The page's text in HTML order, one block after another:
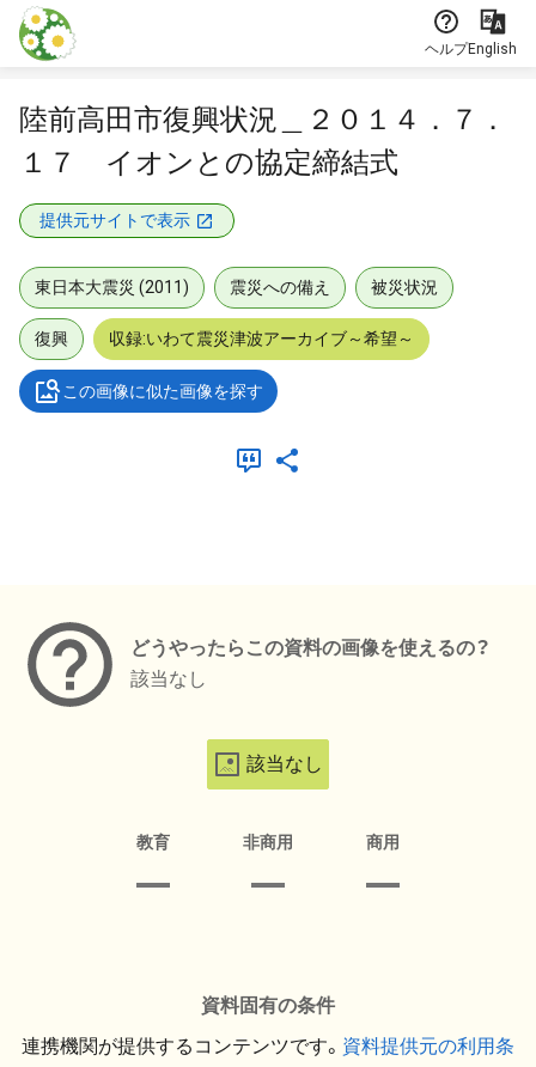
本文に飛ぶ
ヘルプEnglish
陸前高田市復興状況＿２０１４．７．
１７ イオンとの協定締結式
提供元サイトで表示
東日本大震災 (2011) 震災への備え 被災状況
復興 収録:いわて震災津波アーカイブ～希望～
この画像に似た画像を探す
どうやったらこの資料の画像を使えるの？
該当なし
該当なし
教育 非商用 商用
資料固有の条件
連携機関が提供するコンテンツです。 資料提供元の利用条